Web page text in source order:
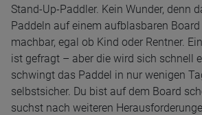
Stand-Up-Paddler. Kein Wunder, denn
Paddeln auf einem aufblasbaren
machbar, egal ob Kind oder Rentner.
ist gefragt – aber die wird sich schnell
schwingt das Paddel in nur wenigen
selbstsicher. Du bist auf dem Board
suchst nach weiteren